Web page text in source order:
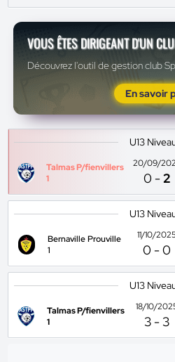
VOUS ÊTES DIRIGEANT D'UN
Découvrez l'outil de gestion club
En savoir
U13
Talmas P/fienvillers
1
20/09/
0 -2
U13
Bernaville Prouville
1
11/10/
0 -0
U13
Talmas P/fienvillers
1
18/10/
3 - 3